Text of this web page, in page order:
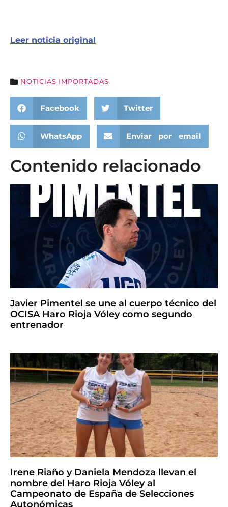
Leer noticia original
NOTICIAS IMPORTADAS
Facebook Twitter
WhatsApp Enviar por email
Contenido relacionado
Javier Pimentel se une al cuerpo técnico del
OCISA Haro Rioja Vóley como segundo
entrenador
Irene Riaño y Daniela Mendoza llevan el
nombre del Haro Rioja Vóley al
Campeonato de España de Selecciones
Autonómicas